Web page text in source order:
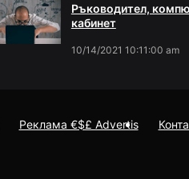
Ръководител,
кабинет
10/14/2021 10:11:00 am
Реклама €$£ Advertis